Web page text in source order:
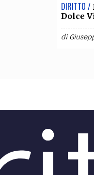
DIRITTO /
Dolce
di